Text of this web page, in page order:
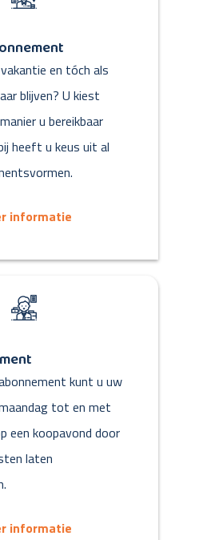
en tóch als
blijven? U kiest
u bereikbaar
heeft u keus uit al
informatie
kunt u uw
tot en met
een koopavond door
laten
informatie